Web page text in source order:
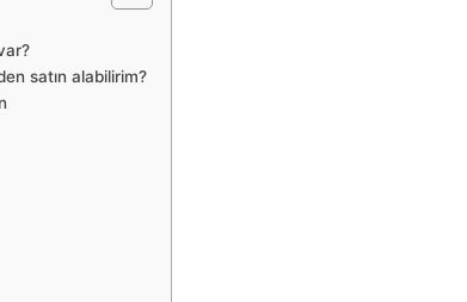
satın alabilirim?